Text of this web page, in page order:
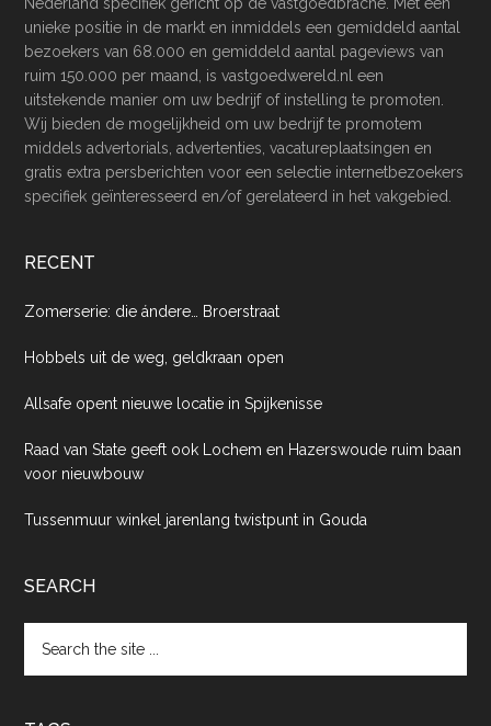
unieke positie in de markt en inmiddels een gemiddeld aantal
bezoekers van 68.000 en gemiddeld aantal pageviews van
ruim 150.000 per maand, is vastgoedwereld.nl een
uitstekende manier om uw bedrijf of instelling te promoten.
Wij bieden de mogelijkheid om uw bedrijf te promotem
middels advertorials, advertenties, vacatureplaatsingen en
gratis extra persberichten voor een selectie internetbezoekers
specifiek geïnteresseerd en/of gerelateerd in het vakgebied.
RECENT
Zomerserie: die ándere… Broerstraat
Hobbels uit de weg, geldkraan open
Allsafe opent nieuwe locatie in Spijkenisse
Raad van State geeft ook Lochem en Hazerswoude ruim baan
voor nieuwbouw
Tussenmuur winkel jarenlang twistpunt in Gouda
SEARCH
the